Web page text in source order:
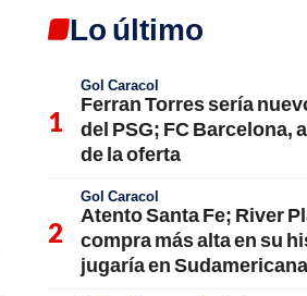
Lo último
Gol Caracol
Ferran Torres sería
del PSG; FC Barcelona,
de la oferta
Gol Caracol
Atento Santa Fe; River
compra más alta en su
jugaría en Sudamericana